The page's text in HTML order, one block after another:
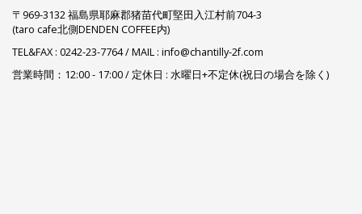
〒969-3132 福島県耶麻郡猪苗代町堅田入江村前704-3
(taro cafe北側DENDEN COFFEE内)
TEL&FAX : 0242-23-7764/ MAIL : info@chantilly-2f.com
営業時間：12:00 - 17:00 / 定休日 : 水曜日+不定休(祝日の場合を除く)